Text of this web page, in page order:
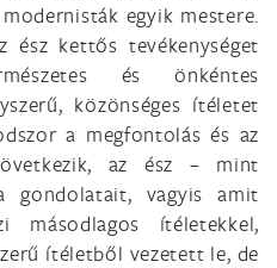
egyik mestere.
ész kettős tevékenységet
és önkéntes
közönséges ítéletet
a megfontolás és az
az ész – mint
gondolatait, vagyis amit
másodlagos ítéletekkel,
ítéletből vezetett le, de